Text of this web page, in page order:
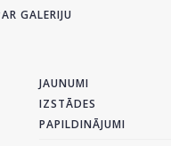
GALERIJU
JAUNUMI
IZSTĀDES
PAPILDINĀJUMI